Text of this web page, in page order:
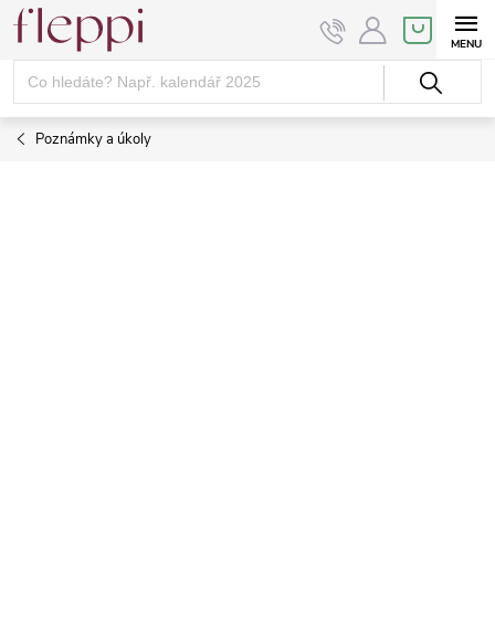
Přejít
obsah
NÁKUPNÍ
KOŠÍK
Poznámky a úkoly